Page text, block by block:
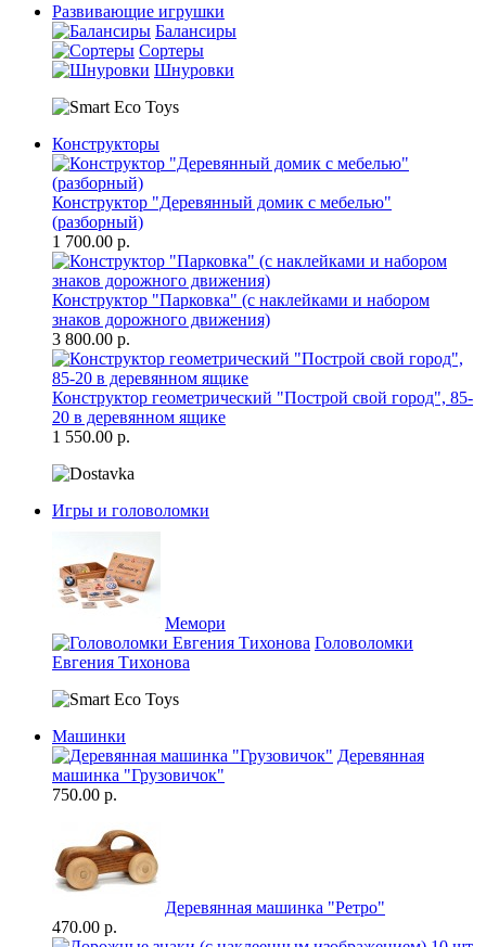
Развивающие игрушки
Балансиры
Сортеры
Шнуровки
Конструкторы
Конструктор "Деревянный домик с мебелью"
(разборный)
1 700.00 р.
Конструктор "Парковка" (с наклейками и набором
знаков дорожного движения)
3 800.00 р.
Конструктор геометрический "Построй свой город", 85-
20 в деревянном ящике
1 550.00 р.
Игры и головоломки
Мемори
Головоломки
Евгения Тихонова
Машинки
Деревянная
машинка "Грузовичок"
750.00 р.
Деревянная машинка "Ретро"
470.00 р.